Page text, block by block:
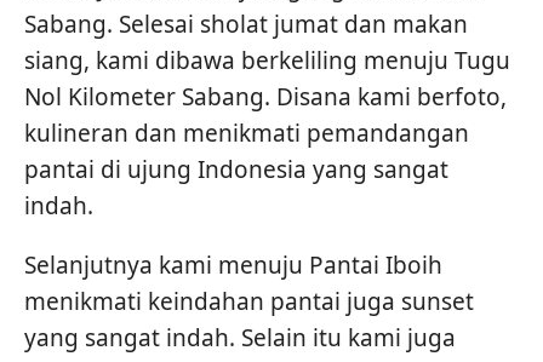
Sabang. Selesai sholat jumat dan makan
siang, kami dibawa berkeliling menuju Tugu
Nol Kilometer Sabang. Disana kami berfoto,
kulineran dan menikmati pemandangan
pantai di ujung Indonesia yang sangat
indah.
Selanjutnya kami menuju Pantai Iboih
menikmati keindahan pantai juga sunset
yang sangat indah. Selain itu kami juga